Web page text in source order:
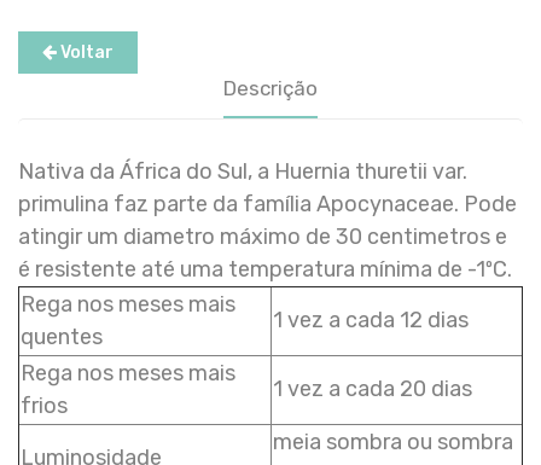
Voltar
Descrição
Nativa da África do Sul, a Huernia thuretii var.
primulina faz parte da família Apocynaceae. Pode
atingir um diametro máximo de 30 centimetros e
é resistente até uma temperatura mínima de -1ºC.
Rega nos meses mais
quentes
1 vez a cada 12 dias
Rega nos meses mais
frios
1 vez a cada 20 dias
Luminosidade
meia sombra ou sombra